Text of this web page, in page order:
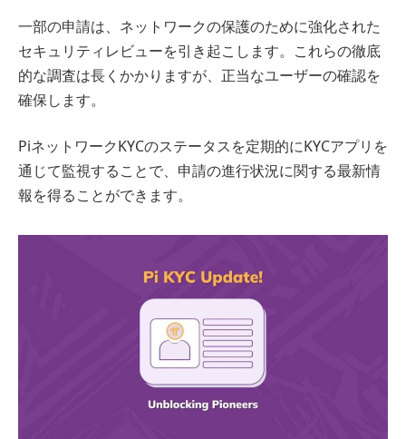
一部の申請は、ネットワークの保護のために強化された
セキュリティレビューを引き起こします。これらの徹底
的な調査は長くかかりますが、正当なユーザーの確認を
確保します。
PiネットワークKYCのステータスを定期的にKYCアプリを
通じて監視することで、申請の進行状況に関する最新情
報を得ることができます。